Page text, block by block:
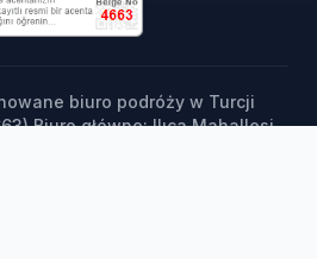
biuro podróży w Turcji
Biuro główne: Ilıca Mahallesi,